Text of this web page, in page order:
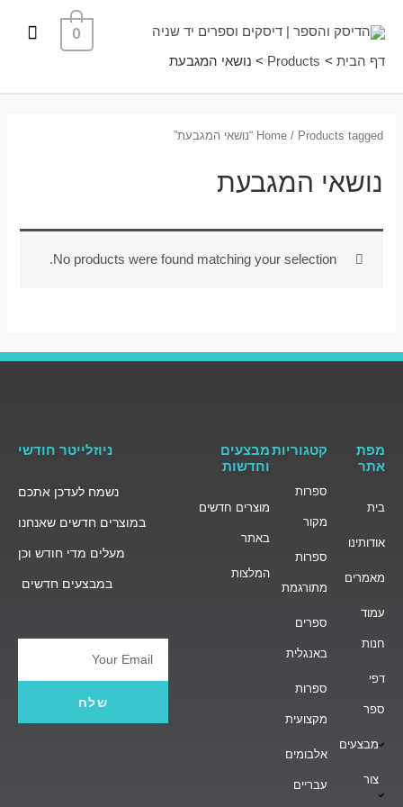
0
דף הבית Products נושאי המגבעת
Home/ Products tagged “נושאי המגבעת”
נושאי המגבעת
No products were found matching your selection.
מפת
אתר
בית
אודותינו
מאמרים
עמוד
חנות
דפי
ספר
מבצעים
צור
קטגוריות
ספרות
מקור
ספרות
מתורגמת
ספרים
באנגלית
ספרות
מקצועית
אלבומים
עבריים
מבצעים
וחדשות
מוצרים חדשים
באתר
המלצות
ניוזלייטר חודשי
נשמח לעדכן אתכם
במוצרים חדשים שאנחנו
מעלים מדי חודש וכן
במבצעים חדשים
Email
שלח